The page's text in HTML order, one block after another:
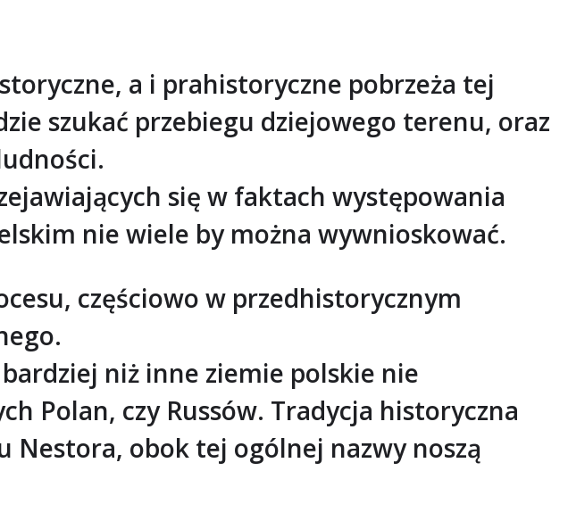
a i prahistoryczne pobrzeża tej
szukać przebiegu dziejowego terenu, oraz
się w faktach występowania
nie wiele by można wywnioskować.
częściowo w przedhistorycznym
niż inne ziemie polskie nie
Polan, czy Russów. Tradycja historyczna
Nestora, obok tej ogólnej nazwy noszą